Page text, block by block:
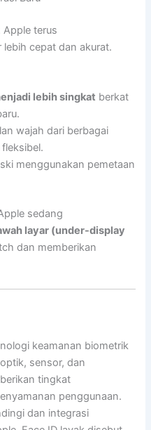
Apple terus
lebih cepat dan akurat.
lebih singkat berkat
wajah dari berbagai
menggunakan pemetaan
sedang
layar (under-display
dan memberikan
keamanan biometrik
sensor, dan
tingkat
penggunaan.
dan integrasi